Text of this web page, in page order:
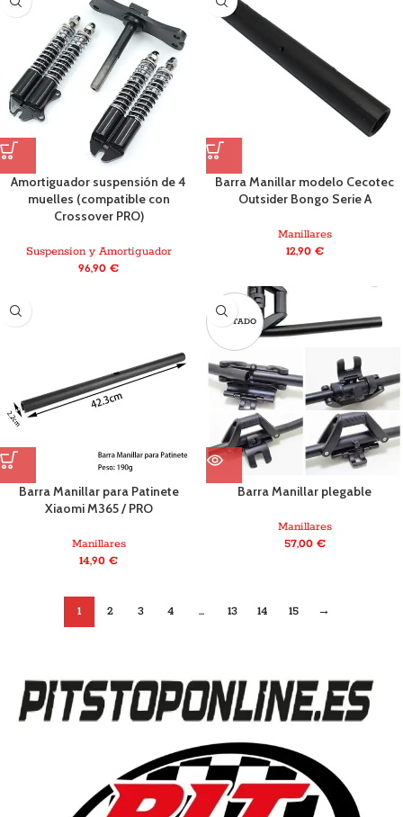
Amortiguador suspensión de 4
muelles (compatible con
Crossover PRO)
Suspension y Amortiguador
96,90 €
Barra Manillar modelo Cecotec
Outsider Bongo Serie A
Manillares
12,90 €
Barra Manillar para Patinete
Xiaomi M365 / PRO
Manillares
14,90 €
AGOTADO
Barra Manillar plegable
Manillares
57,00 €
1 2 3 4 … 13 14 15 →